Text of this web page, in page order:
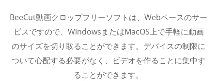
BeeCut動画クロップフリーソフトは、Webベースのサー
ビスですので、WindowsまたはMacOS上で手軽に動画
のサイズを切り取ることができます。デバイスの制限に
ついて心配する必要がなく、ビデオを作ることに集中す
ることができます。